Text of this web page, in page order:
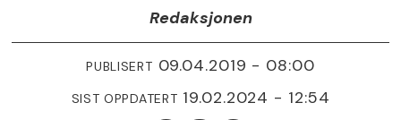
Redaksjonen
PUBLISERT 09.04.2019 - 08:00
SIST OPPDATERT 19.02.2024 - 12:54